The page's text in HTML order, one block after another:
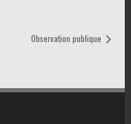
Observation publique